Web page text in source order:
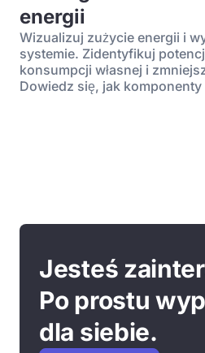
energii
Wizualizuj zużycie energii i
systemie. Zidentyfikuj
konsumpcji własnej i
Dowiedz się, jak
Jesteś
Po prostu
dla siebie.